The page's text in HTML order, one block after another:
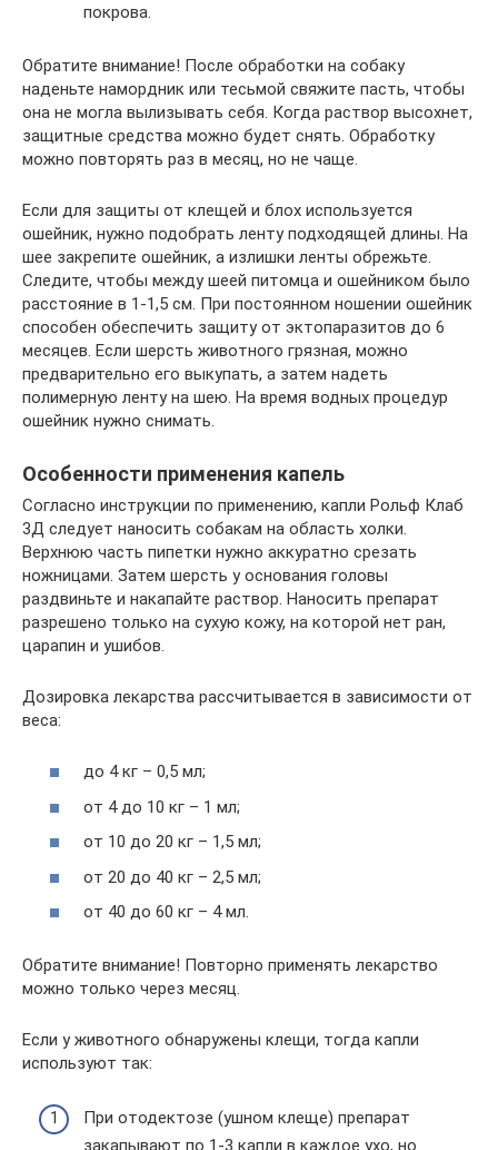
покрова.
Обратите внимание! После обработки на собаку
наденьте намордник или тесьмой свяжите пасть, чтобы
она не могла вылизывать себя. Когда раствор высохнет,
защитные средства можно будет снять. Обработку
можно повторять раз в месяц, но не чаще.
Если для защиты от клещей и блох используется
ошейник, нужно подобрать ленту подходящей длины. На
шее закрепите ошейник, а излишки ленты обрежьте.
Следите, чтобы между шеей питомца и ошейником было
расстояние в 1-1,5 см. При постоянном ношении ошейник
способен обеспечить защиту от эктопаразитов до 6
месяцев. Если шерсть животного грязная, можно
предварительно его выкупать, а затем надеть
полимерную ленту на шею. На время водных процедур
ошейник нужно снимать.
Особенности применения капель
Согласно инструкции по применению, капли Рольф Клаб
3Д следует наносить собакам на область холки.
Верхнюю часть пипетки нужно аккуратно срезать
ножницами. Затем шерсть у основания головы
раздвиньте и накапайте раствор. Наносить препарат
разрешено только на сухую кожу, на которой нет ран,
царапин и ушибов.
Дозировка лекарства рассчитывается в зависимости от
веса:
до 4 кг – 0,5 мл;
от 4 до 10 кг – 1 мл;
от 10 до 20 кг – 1,5 мл;
от 20 до 40 кг – 2,5 мл;
от 40 до 60 кг – 4 мл.
Обратите внимание! Повторно применять лекарство
можно только через месяц.
Если у животного обнаружены клещи, тогда капли
используют так:
При отодектозе (ушном клеще) препарат
закапывают по 1-3 капли в каждое ухо, но